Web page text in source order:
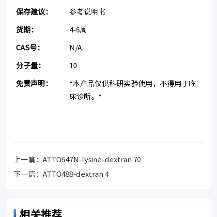
保存建议： 参考说明书
货期： 4-6周
CAS号： N/A
分子量： 10
免责声明：
*本产品仅供科研实验使用，不得用于临
床诊断。*
上一篇：ATTO647N-lysine-dextran 70
下一篇：ATTO488-dextran 4
相关推荐